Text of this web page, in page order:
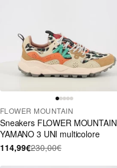
FLOWER MOUNTAIN
Sneakers FLOWER MOUNTAIN
YAMANO 3 UNI multicolore
114,99€230,00€